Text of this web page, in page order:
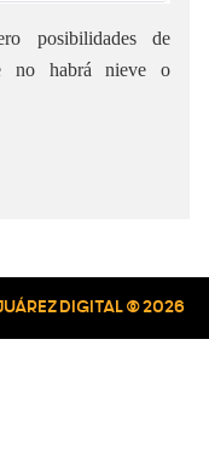
posibilidades de
no habrá nieve o
DIGITAL © 2026